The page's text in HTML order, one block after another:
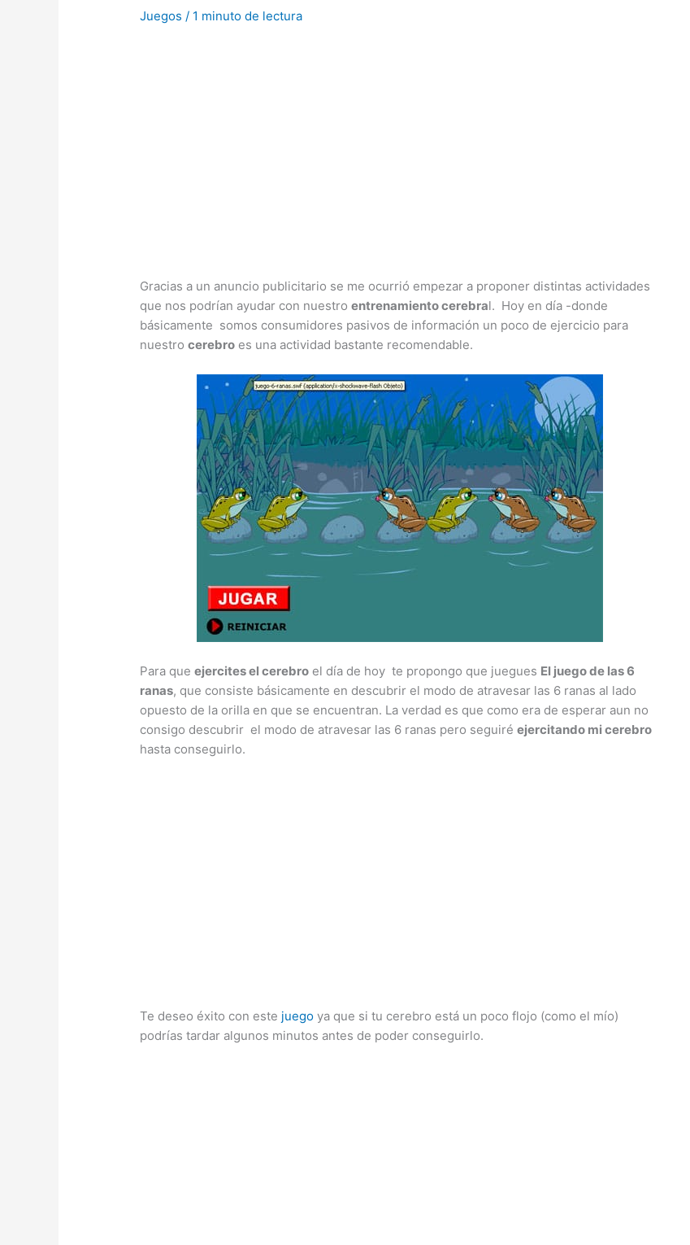
Juegos / 1 minuto de lectura
Gracias a un anuncio publicitario se me ocurrió empezar a proponer distintas actividades
que nos podrían ayudar con nuestroentrenamiento cerebral. Hoy en día -donde
básicamente somos consumidores pasivos de información un poco de ejercicio para
nuestrocerebro es una actividad bastante recomendable.
Para queejercites el cerebro el día de hoy te propongo que juegues El juego de las 6
ranas, que consiste básicamente en descubrir el modo de atravesar las 6 ranas al lado
opuesto de la orilla en que se encuentran. La verdad es que como era de esperar aun no
consigo descubrir el modo de atravesar las 6 ranas pero seguiréejercitando mi cerebro
hasta conseguirlo.
Te deseo éxito con este juego ya que si tu cerebro está un poco flojo (como el mío)
podrías tardar algunos minutos antes de poder conseguirlo.